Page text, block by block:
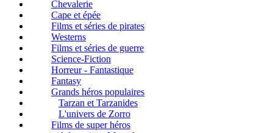
Chevalerie
Cape et épée
Films et séries de pirates
Westerns
Films et séries de guerre
Science-Fiction
Horreur - Fantastique
Fantasy
Grands héros populaires
Tarzan et Tarzanides
L'univers de Zorro
Films de super héros